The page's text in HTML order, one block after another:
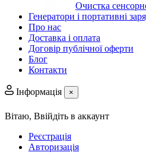
Очистка
Генератори і портативні
Про нас
Доставка і оплата
Договір публічної оферти
Блог
Контакти
Інформація ×
Вітаю, Ввійдіть в аккаунт
Реєстрація
Авторизація